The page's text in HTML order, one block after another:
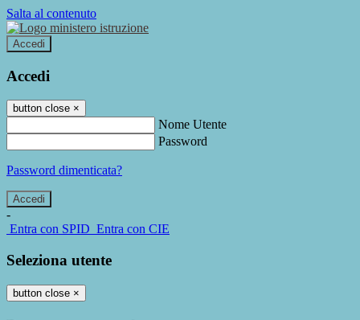
Salta al contenuto
Accedi
Accedi
button close ×
Nome Utente
Password
Password dimenticata?
-
Entra con SPID Entra con CIE
Seleziona utente
button close ×